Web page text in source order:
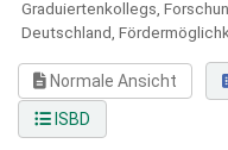
Graduiertenkollegs,
Deutschland,
Normale Ansicht
ISBD